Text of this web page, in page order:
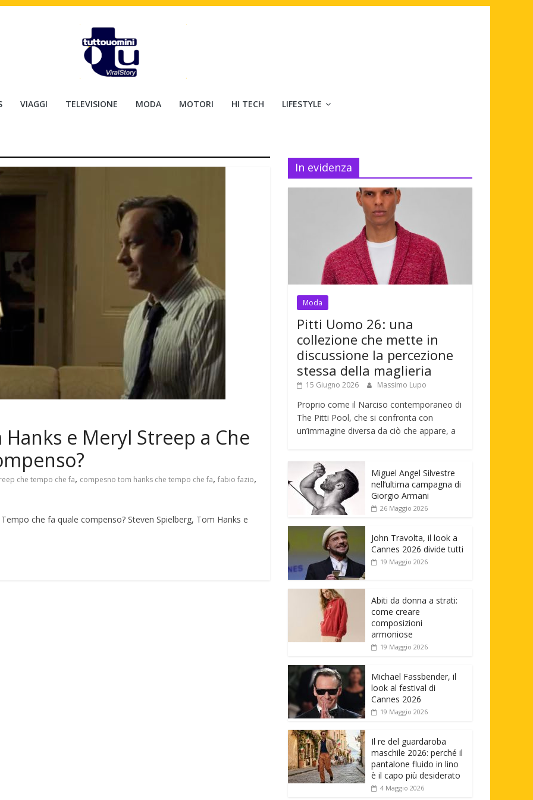
VIAGGI TELEVISIONE MODA MOTORI HI TECH LIFESTYLE
e Meryl Streep a Che
che tempo che fa, compesno tom hanks che tempo che fa, fabio fazio,
che fa quale compenso? Steven Spielberg, Tom Hanks e
In evidenza
Moda
Pitti Uomo 26: una
collezione che mette in
discussione la percezione
stessa della maglieria
15 Giugno 2026 Massimo Lupo
Proprio come il Narciso contemporaneo di
The Pitti Pool, che si confronta con
un’immagine diversa da ciò che appare, a
Miguel Angel Silvestre
nell’ultima campagna di
Giorgio Armani
26 Maggio 2026
John Travolta, il look a
Cannes 2026 divide tutti
19 Maggio 2026
Abiti da donna a strati:
come creare
composizioni
armoniose
19 Maggio 2026
Michael Fassbender, il
look al festival di
Cannes 2026
19 Maggio 2026
Il re del guardaroba
maschile 2026: perché il
pantalone fluido in lino
è il capo più desiderato
4 Maggio 2026